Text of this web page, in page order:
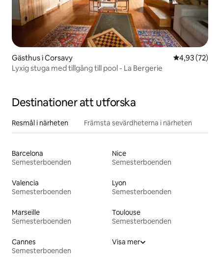
Gästhus i Corsavy 4,93 av 5 i
4,93 (72)
Lyxig stuga med tillgång till pool - La Bergerie
Destinationer att utforska
Resmål i närheten Främsta sevärdheterna i närheten
Barcelona
Semesterboenden
Nice
Semesterboenden
Valencia
Semesterboenden
Lyon
Semesterboenden
Marseille
Semesterboenden
Toulouse
Semesterboenden
Cannes
Semesterboenden
Visa mer